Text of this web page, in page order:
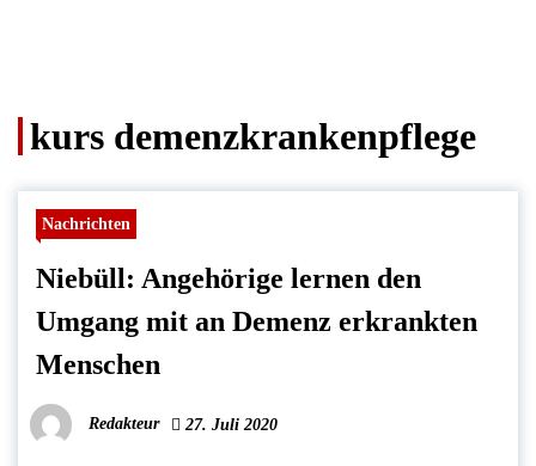
kurs demenzkrankenpflege
Nachrichten
Niebüll: Angehörige lernen den
Umgang mit an Demenz erkrankten
Menschen
Redakteur 27. Juli 2020